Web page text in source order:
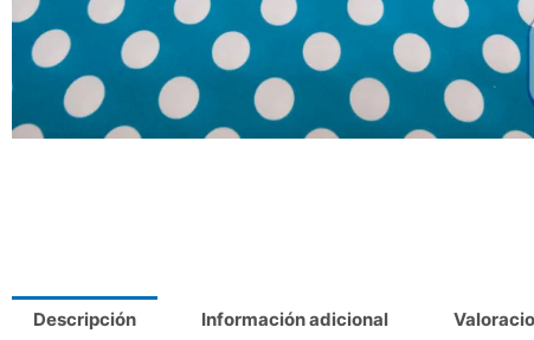
Descripción Información adicional